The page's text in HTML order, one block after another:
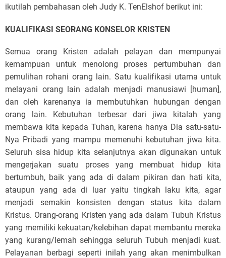
ikutilah pembahasan oleh Judy K. TenElshof berikut ini:
KUALIFIKASI SEORANG KONSELOR KRISTEN
Semua orang Kristen adalah pelayan dan mempunyai
kemampuan untuk menolong proses pertumbuhan dan
pemulihan rohani orang lain. Satu kualifikasi utama untuk
melayani orang lain adalah menjadi manusiawi [human],
dan oleh karenanya ia membutuhkan hubungan dengan
orang lain. Kebutuhan terbesar dari jiwa kitalah yang
membawa kita kepada Tuhan, karena hanya Dia satu-satu-
Nya Pribadi yang mampu memenuhi kebutuhan jiwa kita.
Seluruh sisa hidup kita selanjutnya akan digunakan untuk
mengerjakan suatu proses yang membuat hidup kita
bertumbuh, baik yang ada di dalam pikiran dan hati kita,
ataupun yang ada di luar yaitu tingkah laku kita, agar
menjadi semakin konsisten dengan status kita dalam
Kristus. Orang-orang Kristen yang ada dalam Tubuh Kristus
yang memiliki kekuatan/kelebihan dapat membantu mereka
yang kurang/lemah sehingga seluruh Tubuh menjadi kuat.
Pelayanan berbagi seperti inilah yang akan menimbulkan